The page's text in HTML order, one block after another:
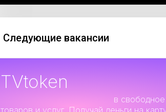
Следующие вакансии
TVtoken
в